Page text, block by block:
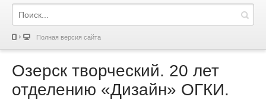
Полная версия сайта
Озерск творческий. 20 лет
отделению «Дизайн» ОГКИ.